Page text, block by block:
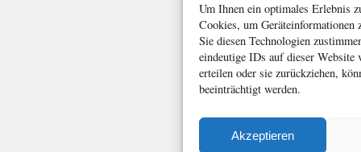
Um Ihnen ein optimales Erlebnis
Cookies, um Geräteinformationen
Sie diesen Technologien
eindeutige IDs auf dieser
erteilen oder sie zurückziehen,
beeinträchtigt werden.
Akzeptieren